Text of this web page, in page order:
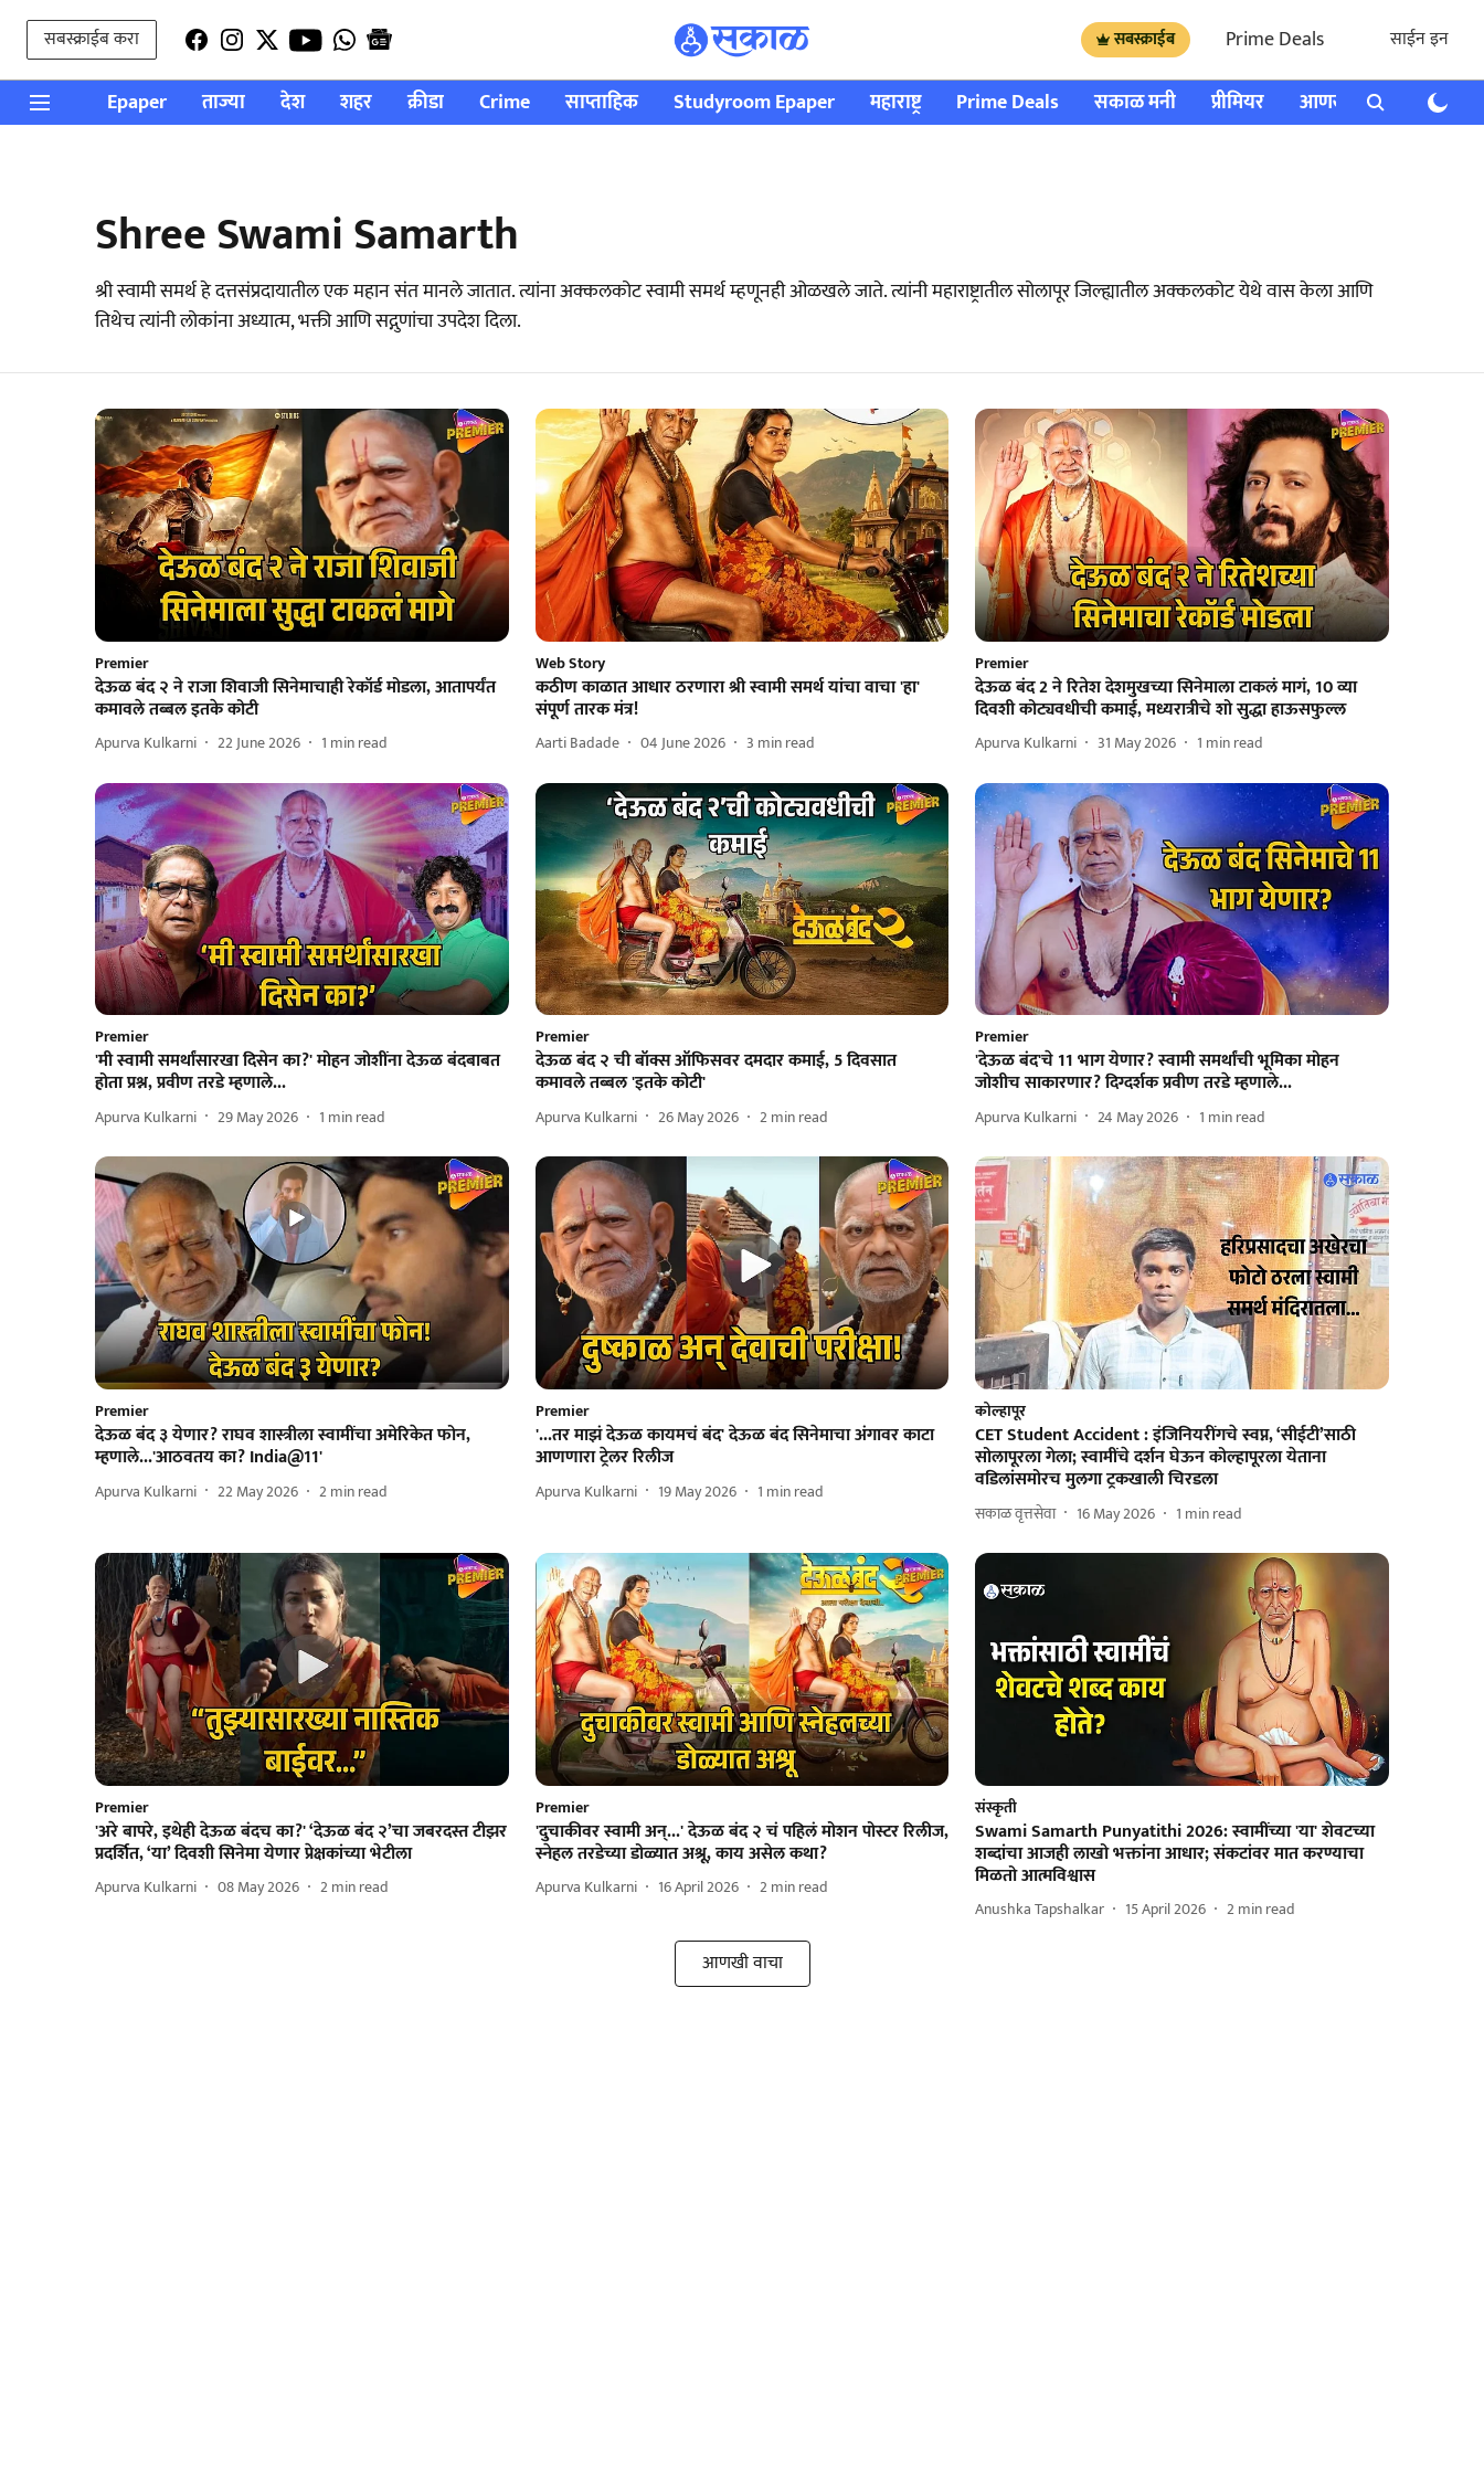
सबस्क्राईब करा सबस्क्राईब Prime Deals साईन इन
Epaper ताज्या देश शहर क्रीडा Crime साप्ताहिक Studyroom Epaper महाराष्ट्र Prime Deals सकाळ मनी प्रीमियर आणखी राशी भविष्य
Shree Swami Samarth
श्री स्वामी समर्थ हे दत्तसंप्रदायातील एक महान संत मानले जातात. त्यांना अक्कलकोट स्वामी समर्थ म्हणूनही ओळखले जाते. त्यांनी महाराष्ट्रातील सोलापूर जिल्ह्यातील अक्कलकोट येथे वास केला आणि
तिथेच त्यांनी लोकांना अध्यात्म, भक्ती आणि सद्गुणांचा उपदेश दिला.
Premier
देऊळ बंद २ ने राजा शिवाजी सिनेमाचाही रेकॉर्ड मोडला, आतापर्यंत
कमावले तब्बल इतके कोटी
Apurva Kulkarni 22 June 2026 1 min read
Web Story
कठीण काळात आधार ठरणारा श्री स्वामी समर्थ यांचा वाचा 'हा'
संपूर्ण तारक मंत्र!
Aarti Badade 04 June 2026 3 min read
Premier
देऊळ बंद 2 ने रितेश देशमुखच्या सिनेमाला टाकलं मागं, 10 व्या
दिवशी कोट्यवधीची कमाई, मध्यरात्रीचे शो सुद्धा हाऊसफुल्ल
Apurva Kulkarni 31 May 2026 1 min read
Premier
'मी स्वामी समर्थांसारखा दिसेन का?' मोहन जोशींना देऊळ बंदबाबत
होता प्रश्न, प्रवीण तरडे म्हणाले...
Apurva Kulkarni 29 May 2026 1 min read
Premier
देऊळ बंद २ ची बॉक्स ऑफिसवर दमदार कमाई, 5 दिवसात
कमावले तब्बल 'इतके कोटी'
Apurva Kulkarni 26 May 2026 2min read
Premier
'देऊळ बंद'चे 11 भाग येणार? स्वामी समर्थांची भूमिका मोहन
जोशीच साकारणार? दिग्दर्शक प्रवीण तरडे म्हणाले...
Apurva Kulkarni 24 May 2026 1 min read
Premier
देऊळ बंद ३ येणार? राघव शास्त्रीला स्वामींचा अमेरिकेत फोन,
म्हणाले...'आठवतय का? India@11'
Apurva Kulkarni 22 May 2026 2min read
Premier
'...तर माझं देऊळ कायमचं बंद' देऊळ बंद सिनेमाचा अंगावर काटा
आणणारा ट्रेलर रिलीज
Apurva Kulkarni 19 May 2026 1 min read
कोल्हापूर
CET Student Accident : इंजिनियरींगचे स्वप्न, ‘सीईटी’साठी
सोलापूरला गेला; स्वामींचे दर्शन घेऊन कोल्हापूरला येताना
वडिलांसमोरच मुलगा ट्रकखाली चिरडला
सकाळ वृत्तसेवा 16 May 2026 1 min read
Premier
'अरे बापरे, इथेही देऊळ बंदच का?' ‘देऊळ बंद २’चा जबरदस्त टीझर
प्रदर्शित, ‘या’ दिवशी सिनेमा येणार प्रेक्षकांच्या भेटीला
Apurva Kulkarni 08 May 2026 2min read
Premier
'दुचाकीवर स्वामी अन्...' देऊळ बंद २ चं पहिलं मोशन पोस्टर रिलीज,
स्नेहल तरडेच्या डोळ्यात अश्रू, काय असेल कथा?
Apurva Kulkarni 16 April 2026 2min read
संस्कृती
Swami Samarth Punyatithi 2026: स्वामींच्या 'या' शेवटच्या
शब्दांचा आजही लाखो भक्तांना आधार; संकटांवर मात करण्याचा
मिळतो आत्मविश्वास
Anushka Tapshalkar 15 April 2026 2min read
आणखी वाचा